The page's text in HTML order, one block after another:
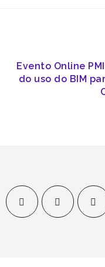
Evento Online
do uso do BIM